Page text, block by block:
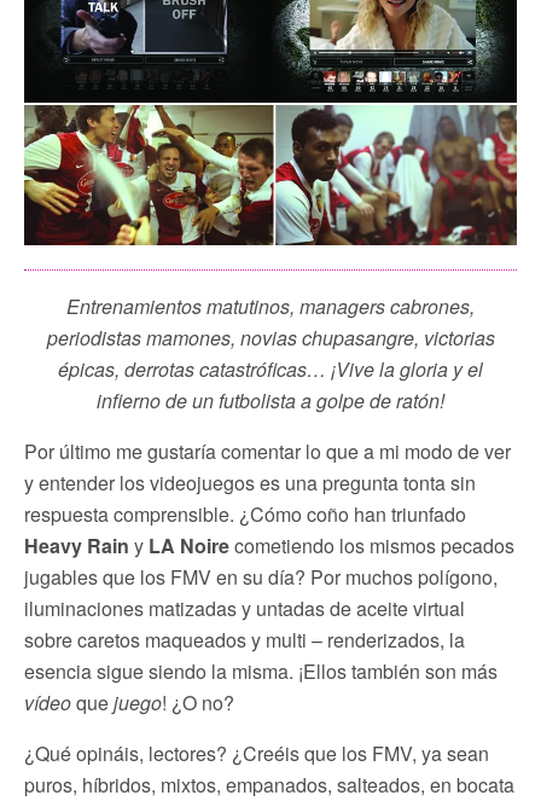
Entrenamientos matutinos, managers cabrones,
periodistas mamones, novias chupasangre, victorias
épicas, derrotas catastróficas… ¡Vive la gloria y el
infierno de un futbolista a golpe de ratón!
Por último me gustaría comentar lo que a mi modo de ver
y entender los videojuegos es una pregunta tonta sin
respuesta comprensible. ¿Cómo coño han triunfado
Heavy Rain y LA Noirecometiendo los mismos pecados
jugables que los FMV en su día? Por muchos polígono,
iluminaciones matizadas y untadas de aceite virtual
sobre caretos maqueados y multi – renderizados, la
esencia sigue siendo la misma. ¡Ellos también son más
vídeoquejuego! ¿O no?
¿Qué opináis, lectores? ¿Creéis que los FMV, ya sean
puros, híbridos, mixtos, empanados, salteados, en bocata